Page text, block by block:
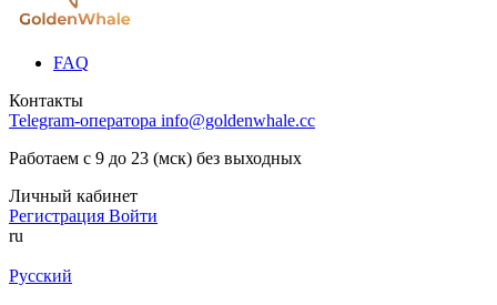
FAQ
Контакты
Telegram-оператора info@goldenwhale.cc
Работаем с 9 до 23 (мск) без выходных
Личный кабинет
Регистрация Войти
ru
Русский